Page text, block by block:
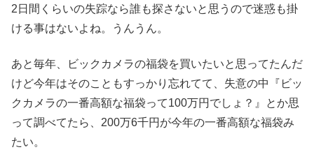
2日間くらいの失踪なら誰も探さないと思うので迷惑も掛
ける事はないよね。うんうん。
あと毎年、ビックカメラの福袋を買いたいと思ってたんだ
けど今年はそのこともすっかり忘れてて、失意の中『ビッ
クカメラの一番高額な福袋って100万円でしょ？』とか思
って調べてたら、200万6千円が今年の一番高額な福袋み
たい。